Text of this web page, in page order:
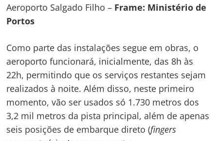
Aeroporto Salgado Filho – Frame: Ministério de
Portos
Como parte das instalações segue em obras, o
aeroporto funcionará, inicialmente, das 8h às
22h, permitindo que os serviços restantes sejam
realizados à noite. Além disso, neste primeiro
momento, vão ser usados só 1.730 metros dos
3,2 mil metros da pista principal, além de apenas
seis posições de embarque direto (fingers